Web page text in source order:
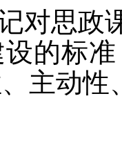
对思政
的标
主动性